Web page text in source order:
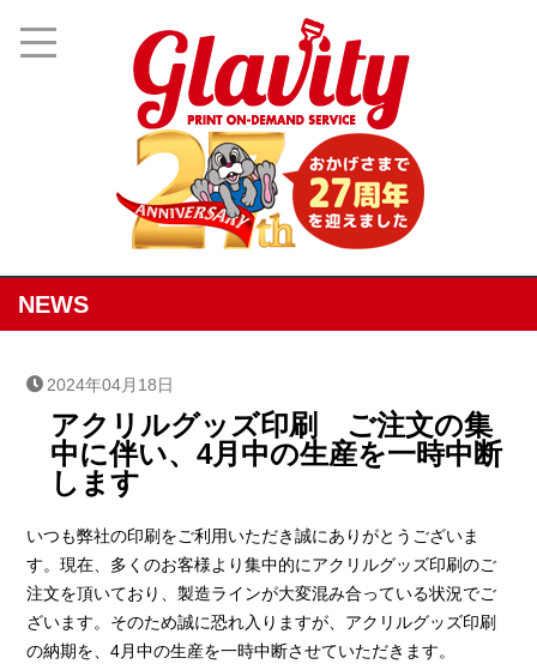
NEWS
2024年04月18日
アクリルグッズ印刷 ご注文の集
中に伴い、4月中の生産を一時中断
します
いつも弊社の印刷をご利用いただき誠にありがとうございま
す。現在、多くのお客様より集中的にアクリルグッズ印刷のご
注文を頂いており、製造ラインが大変混み合っている状況でご
ざいます。そのため誠に恐れ入りますが、アクリルグッズ印刷
の納期を、4月中の生産を一時中断させていただきます。